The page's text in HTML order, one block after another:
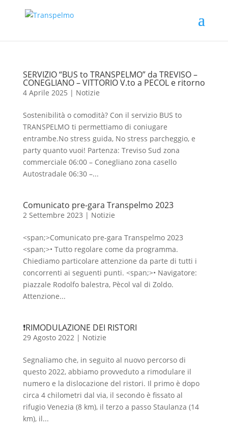
SERVIZIO “BUS to TRANSPELMO” da TREVISO –
CONEGLIANO – VITTORIO V.to a PECOL e ritorno
4 Aprile 2025 | Notizie
Sostenibilità o comodità? Con il servizio BUS to
TRANSPELMO ti permettiamo di coniugare
entrambe.No stress guida, No stress parcheggio, e
party quanto vuoi! Partenza: Treviso Sud zona
commerciale 06:00 – Conegliano zona casello
Autostradale 06:30 –...
Comunicato pre-gara Transpelmo 2023
2 Settembre 2023 | Notizie
<span;>Comunicato pre-gara Transpelmo 2023
<span;>• Tutto regolare come da programma.
Chiediamo particolare attenzione da parte di tutti i
concorrenti ai seguenti punti. <span;>• Navigatore:
piazzale Rodolfo balestra, Pècol val di Zoldo.
Attenzione...
❗️RIMODULAZIONE DEI RISTORI
29 Agosto 2022| Notizie
Segnaliamo che, in seguito al nuovo percorso di
questo 2022, abbiamo provveduto a rimodulare il
numero e la dislocazione del ristori. Il primo è dopo
circa 4 chilometri dal via, il secondo è fissato al
rifugio Venezia (8 km), il terzo a passo Staulanza (14
km), il...